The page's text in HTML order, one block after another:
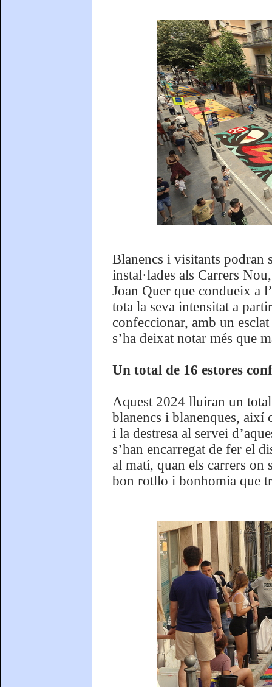
Blanencs i visitants podran
instal·lades als Carrers
Joan Quer que condueix a
tota la seva intensitat a
confeccionar, amb un
s’ha deixat notar més que
Un total de 16 estores
Aquest 2024 lluiran un
blanencs i blanenques, així
i la destresa al servei
s’han encarregat de fer el
al matí, quan els carrers on
bon rotllo i bonhomia que